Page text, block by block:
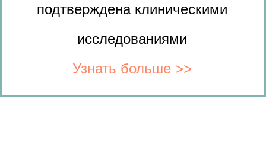
подтверждена клиническими
исследованиями
Узнать больше >>